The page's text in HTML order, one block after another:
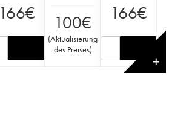
166€ 100€
(Aktualisierung
des Preises)
166€
✕